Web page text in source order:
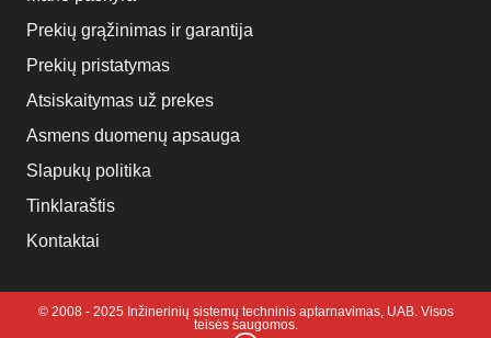
Prekių grąžinimas ir garantija
Prekių pristatymas
Atsiskaitymas už prekes
Asmens duomenų apsauga
Slapukų politika
Tinklaraštis
Kontaktai
© 2008 - 2025 Inžinerinių sistemų techninis aptarnavimas, UAB. Visos
teisės saugomos.